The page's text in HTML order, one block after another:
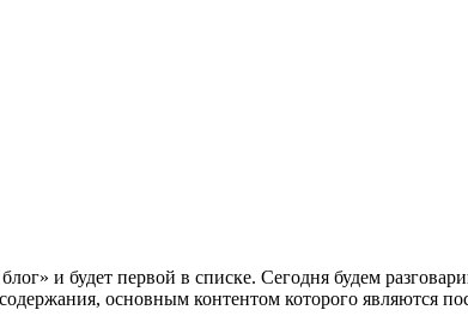
и будет первой в списке. Сегодня будем
основным контентом которого являются